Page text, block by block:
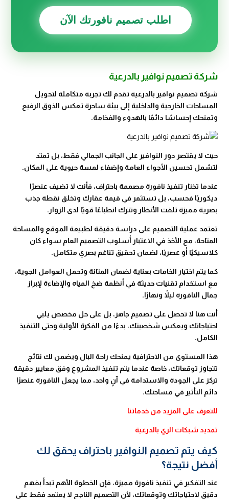
اطلب تصميم نافورتك الآن
شركة تصميم نوافير بالدرعية
شركة تصميم نوافير بالدرعية تقدم لك تجربة متكاملة لتحويل
المساحات الخارجية والداخلية إلى بيئة ساحرة تعكس الذوق الرفيع
وتمنحك إحساسًا دائمًا بالهدوء والفخامة.
حيث لا يقتصر دور النوافير على الجانب الجمالي فقط، بل تمتد
لتشمل تحسين الأجواء العامة وإضفاء لمسة حيوية على المكان.
عندما تختار تنفيذ نافورة مصممة باحتراف، فأنت لا تضيف عنصرًا
ديكوريًا فحسب، بل تستثمر في قيمة عقارك وتخلق نقطة جذب
بصرية مميزة تلفت الأنظار وتترك انطباعًا قويًا لدى الزوار.
تعتمد عملية التصميم على دراسة دقيقة لطبيعة الموقع والمساحة
المتاحة، مع الأخذ في الاعتبار أسلوب التصميم العام سواء كان
كلاسيكيًا أو عصريًا، لضمان تحقيق تناغم بصري متكامل.
كما يتم اختيار الخامات بعناية لضمان المتانة وتحمل العوامل الجوية،
مع استخدام تقنيات حديثة في أنظمة ضخ المياه والإضاءة لإبراز
جمال النافورة ليلاً ونهارًا.
أنت هنا لا تحصل على تصميم جاهز، بل على حل مخصص يلبي
احتياجاتك ويعكس شخصيتك، بدءًا من الفكرة الأولية وحتى التنفيذ
الكامل.
هذا المستوى من الاحترافية يمنحك راحة البال ويضمن لك نتائج
تتجاوز توقعاتك، خاصة عندما يتم تنفيذ المشروع وفق معايير دقيقة
تركز على الجودة والاستدامة في آنٍ واحد، مما يجعل النافورة عنصرًا
دائم التأثير في مساحتك.
للتعرف على المزيد من خدماتنا
تمديد شبكات الري بالدرعية
كيف يتم تصميم النوافير باحتراف يحقق لك
أفضل نتيجة؟
عند التفكير في تنفيذ نافورة مميزة، فإن الخطوة الأهم تبدأ بفهم
دقيق لاحتياجاتك وتوقعاتك، لأن التصميم الناجح لا يعتمد فقط على